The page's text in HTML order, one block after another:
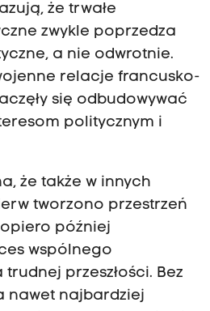
że trwałe
zwykle poprzedza
a nie odwrotnie.
relacje francusko-
się odbudowywać
politycznym i
że także w innych
tworzono przestrzeń
później
wspólnego
przeszłości. Bez
nawet najbardziej